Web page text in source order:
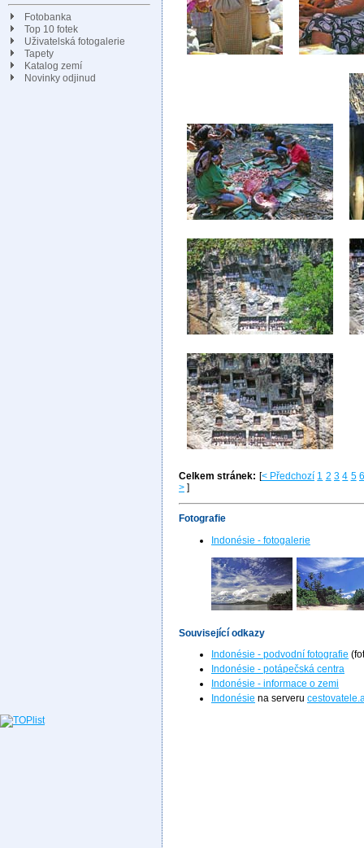
Fotobanka
Top 10 fotek
Uživatelská fotogalerie
Tapety
Katalog zemí
Novinky odjinud
Celkem stránek: [< Předchozí 1 2 3 4 5 6
> ]
Fotografie
Indonésie - fotogalerie
Související odkazy
Indonésie - podvodní fotografie
Indonésie - potápečská centra
Indonésie - informace o zemi
Indonésie na serveru